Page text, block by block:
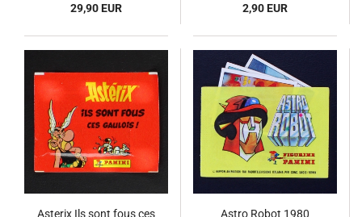
29,90 EUR 2,90 EUR
Asterix Ils sont fous ces Astro Robot 1980